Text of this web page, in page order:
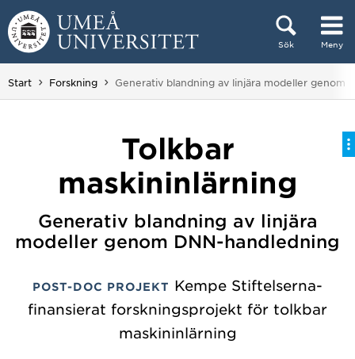
Hoppa direkt till innehållet
Sök Meny
Huvudmenyn dold.
Start Forskning Du är här:
Generativ blandning av linjära modeller genom
Tolkbar
maskininlärning
Generativ blandning av linjära
modeller genom DNN-handledning
POST-DOC PROJEKT Kempe Stiftelserna-
finansierat forskningsprojekt för tolkbar
maskininlärning